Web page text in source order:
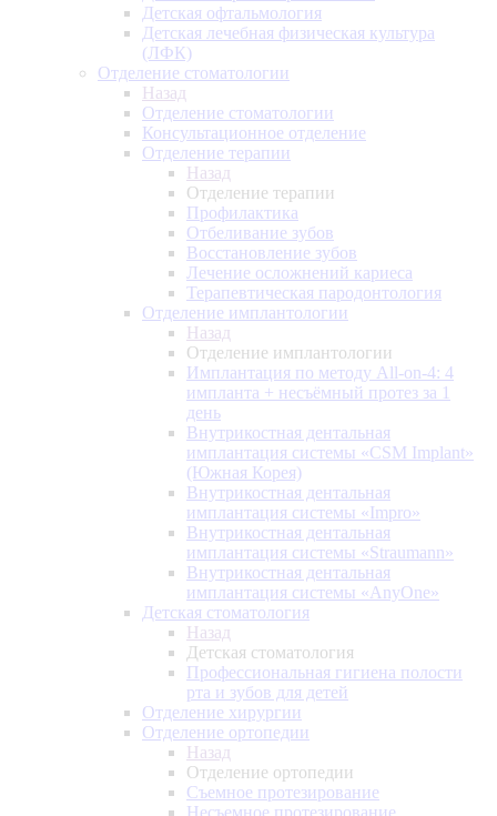
Детская офтальмология
Детская лечебная физическая культура
(ЛФК)
Отделение стоматологии
Назад
Отделение стоматологии
Консультационное отделение
Отделение терапии
Назад
Отделение терапии
Профилактика
Отбеливание зубов
Восстановление зубов
Лечение осложнений кариеса
Терапевтическая пародонтология
Отделение имплантологии
Назад
Отделение имплантологии
Имплантация по методу All-on-4: 4
импланта + несъёмный протез за 1
день
Внутрикостная дентальная
имплантация системы «CSM Implant»
(Южная Корея)
Внутрикостная дентальная
имплантация системы «Impro»
Внутрикостная дентальная
имплантация системы «Straumann»
Внутрикостная дентальная
имплантация системы «AnyOne»
Детская стоматология
Назад
Детская стоматология
Профессиональная гигиена полости
рта и зубов для детей
Отделение хирургии
Отделение ортопедии
Назад
Отделение ортопедии
Съемное протезирование
Несъемное протезирование